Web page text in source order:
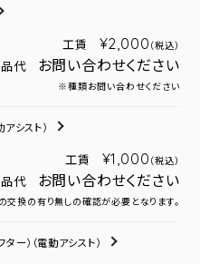
工賃 ¥2,000 （税込）
代 お問い合わせください
※種類お問い合わせください
アシスト）
工賃 ¥1,000 （税込）
代 お問い合わせください
交換の有り無しの確認が必要となります。
ター） （電動アシスト）